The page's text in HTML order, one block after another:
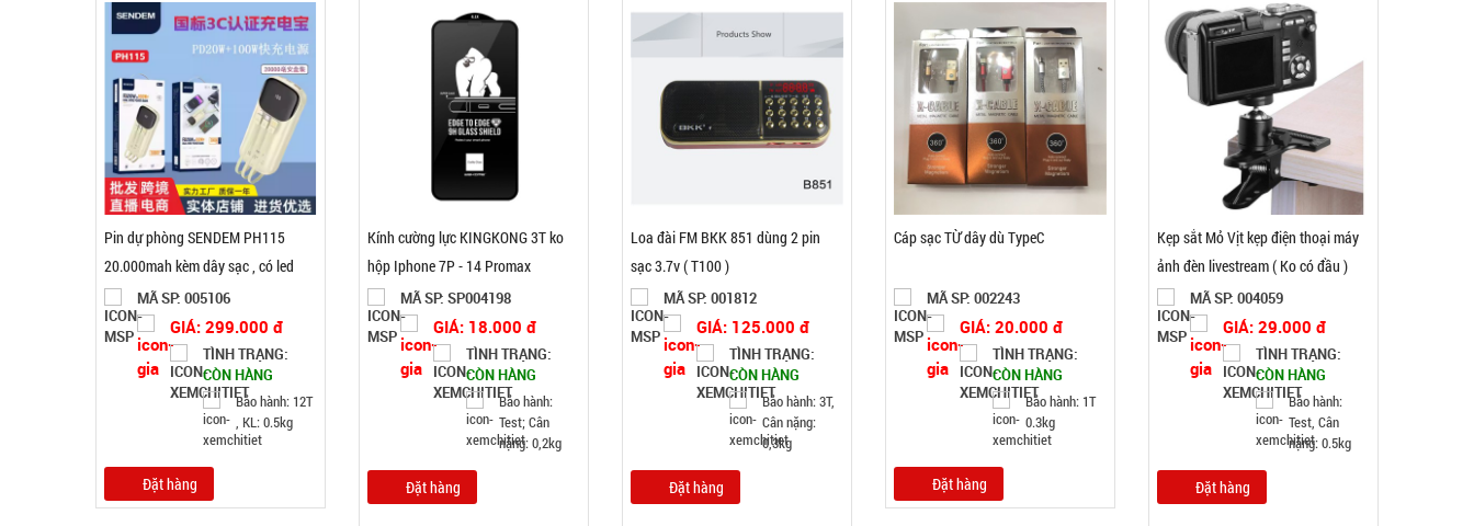
Khay làm đá 33 ô tròn có nắp đậy
GIÁ: 5.900 đ
TÌNH TRẠNG:CÒN HÀNG
Bảo hành: Test, Cân nặng:
Đặt hàng
Pin dự phòng SENDEM PH115
20.000mah kèm dây sạc , có led
MÃ SP: 005106
GIÁ: 299.000 đ
TÌNH TRẠNG:
CÒN HÀNG
Bảo hành: 12T
, KL: 0.5kg
Đặt hàng
Kính cường lực KINGKONG 3T ko
hộp Iphone 7P - 14 Promax
MÃ SP: SP004198
GIÁ: 18.000 đ
TÌNH TRẠNG:
CÒN HÀNG
Bảo hành:
Test; Cân
nặng: 0,2kg
Đặt hàng
Loa đài FM BKK 851 dùng 2 pin
sạc 3.7v ( T100 )
MÃ SP: 001812
GIÁ: 125.000 đ
TÌNH TRẠNG:
CÒN HÀNG
Bảo hành: 3T,
Cân nặng:
0,3kg
Đặt hàng
Cáp sạc TỪ dây dù TypeC
MÃ SP: 002243
GIÁ: 20.000 đ
TÌNH TRẠNG:
CÒN HÀNG
Bảo hành: 1T
0.3kg
Đặt hàng
Kẹp sắt Mỏ Vịt kẹp điện thoại máy
ảnh đèn livestream ( Ko có đầu )
MÃ SP: 004059
GIÁ: 29.000 đ
TÌNH TRẠNG:
CÒN HÀNG
Bảo hành:
Test, Cân
nặng: 0.5kg
Đặt hàng